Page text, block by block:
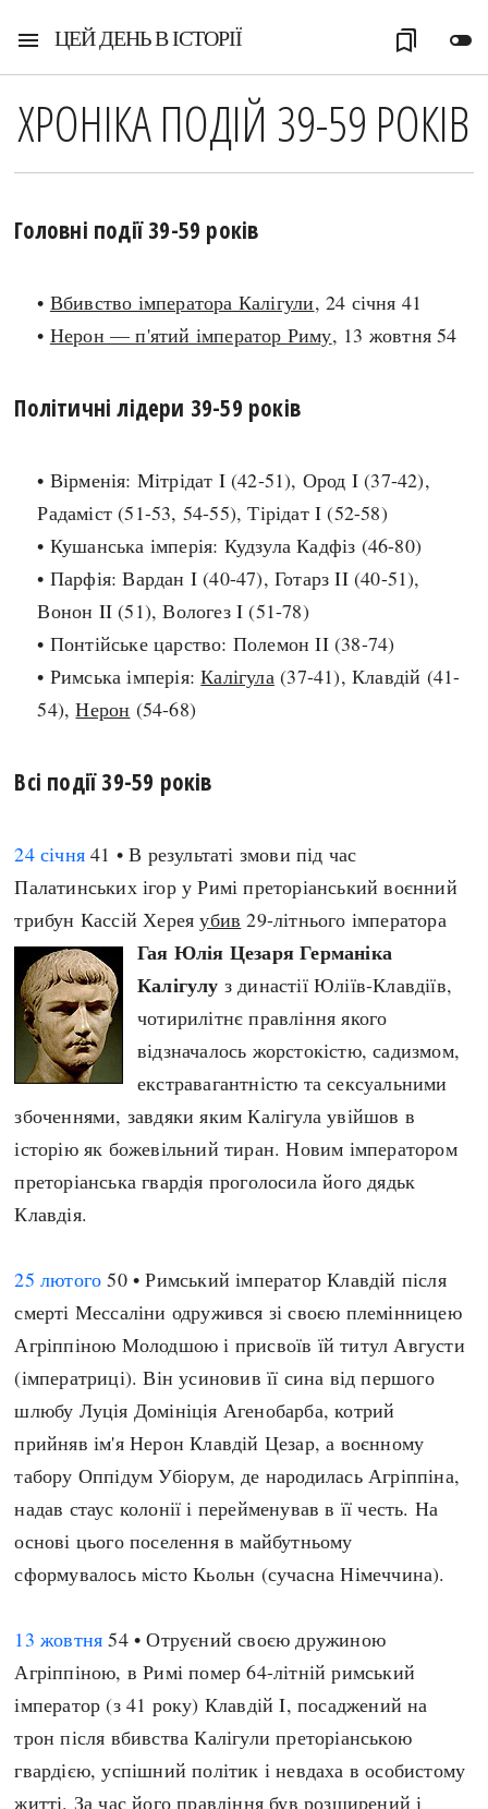
menu ЦЕЙ ДЕНЬ В ІСТОРІЇ toggle_off
bookmarks
search
СЬОГОДНІ
ЗАГОЛОВКИ
ПОДКАСТИ
КАРТИ
Рубрики
Авіація і космонавтика
Архітектура і будівництво
Битви і війни
Катастрофи
Україна
Регіони
Австралія
Азія
Америка
Африка
Європа
Хронологія
Високе Середньовіччя
Пізнє Середньовіччя
Нова історія
Новітня історія
Наш час
Індекси
Нові статті
Популярні статті
Всі статті
#Хештеги
Автори
done
ХРОНІКА ПОДІЙ 39-59 РОКІВ
Головні події 39-59 років
• Вбивство імператора Калігули, 24 січня 41
• Нерон — п'ятий імператор Риму, 13 жовтня 54
Політичні лідери 39-59 років
• Вірменія: Мітрідат I (42-51), Ород I (37-42),
Радаміст (51-53, 54-55), Тірідат I (52-58)
• Кушанська імперія: Кудзула Кадфіз (46-80)
• Парфія: Вардан I (40-47), Готарз II (40-51),
Вонон II (51), Вологез I (51-78)
• Понтійське царство: Полемон II (38-74)
• Римська імперія:Калігула(37-41), Клавдій (41-
54),Нерон (54-68)
Всі події 39-59 років
24 січня 41 • В результаті змови під час
Палатинських ігор у Римі преторіанський воєнний
трибун Кассій Хереяубив 29-літнього імператора
Гая Юлія Цезаря Германіка
Калігулу з династії Юліїв-Клавдіїв,
чотирилітнє правління якого
відзначалось жорстокістю, садизмом,
екстравагантністю та сексуальними
збоченнями, завдяки яким Калігула увійшов в
історію як божевільний тиран. Новим імператором
преторіанська гвардія проголосила його дядьк
Клавдія.
25 лютого 50 • Римський імператор Клавдій після
смерті Мессаліни одружився зі своєю племінницею
Агріппіною Молодшою і присвоїв їй титул Августи
(імператриці). Він усиновив її сина від першого
шлюбу Луція Домініція Агенобарба, котрий
прийняв ім'я Нерон Клавдій Цезар, а воєнному
табору Оппідум Убіорум, де народилась Агріппіна,
надав стаус колонії і перейменував в її честь. На
основі цього поселення в майбутньому
сформувалось місто Кьольн (сучасна Німеччина).
13 жовтня 54 • Отруєний своєю дружиною
Агріппіною, в Римі помер 64-літній римський
імператор (з 41 року) Клавдій I, посаджений на
трон після вбивства Калігули преторіанською
гвардією, успішний політик і невдаха в особистому
житті. За час його правління був розширений і